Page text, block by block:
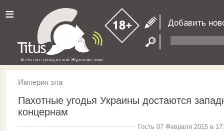
≡ Добавить
Империя зла
Пахотные угодья Украины достаются
концернам
Гость 07 Февраля 2015 в